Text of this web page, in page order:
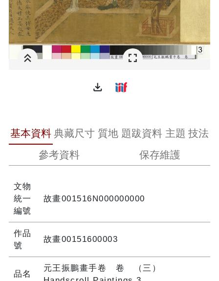
file_download
基本資料 典藏尺寸 質地 題跋資料 主題 技法
參考資料
保存維護
文物
統一
編號
故畫001516N000000000
作品
號
故畫00151600003
品名
元王振鵬畫手卷 卷 （三）